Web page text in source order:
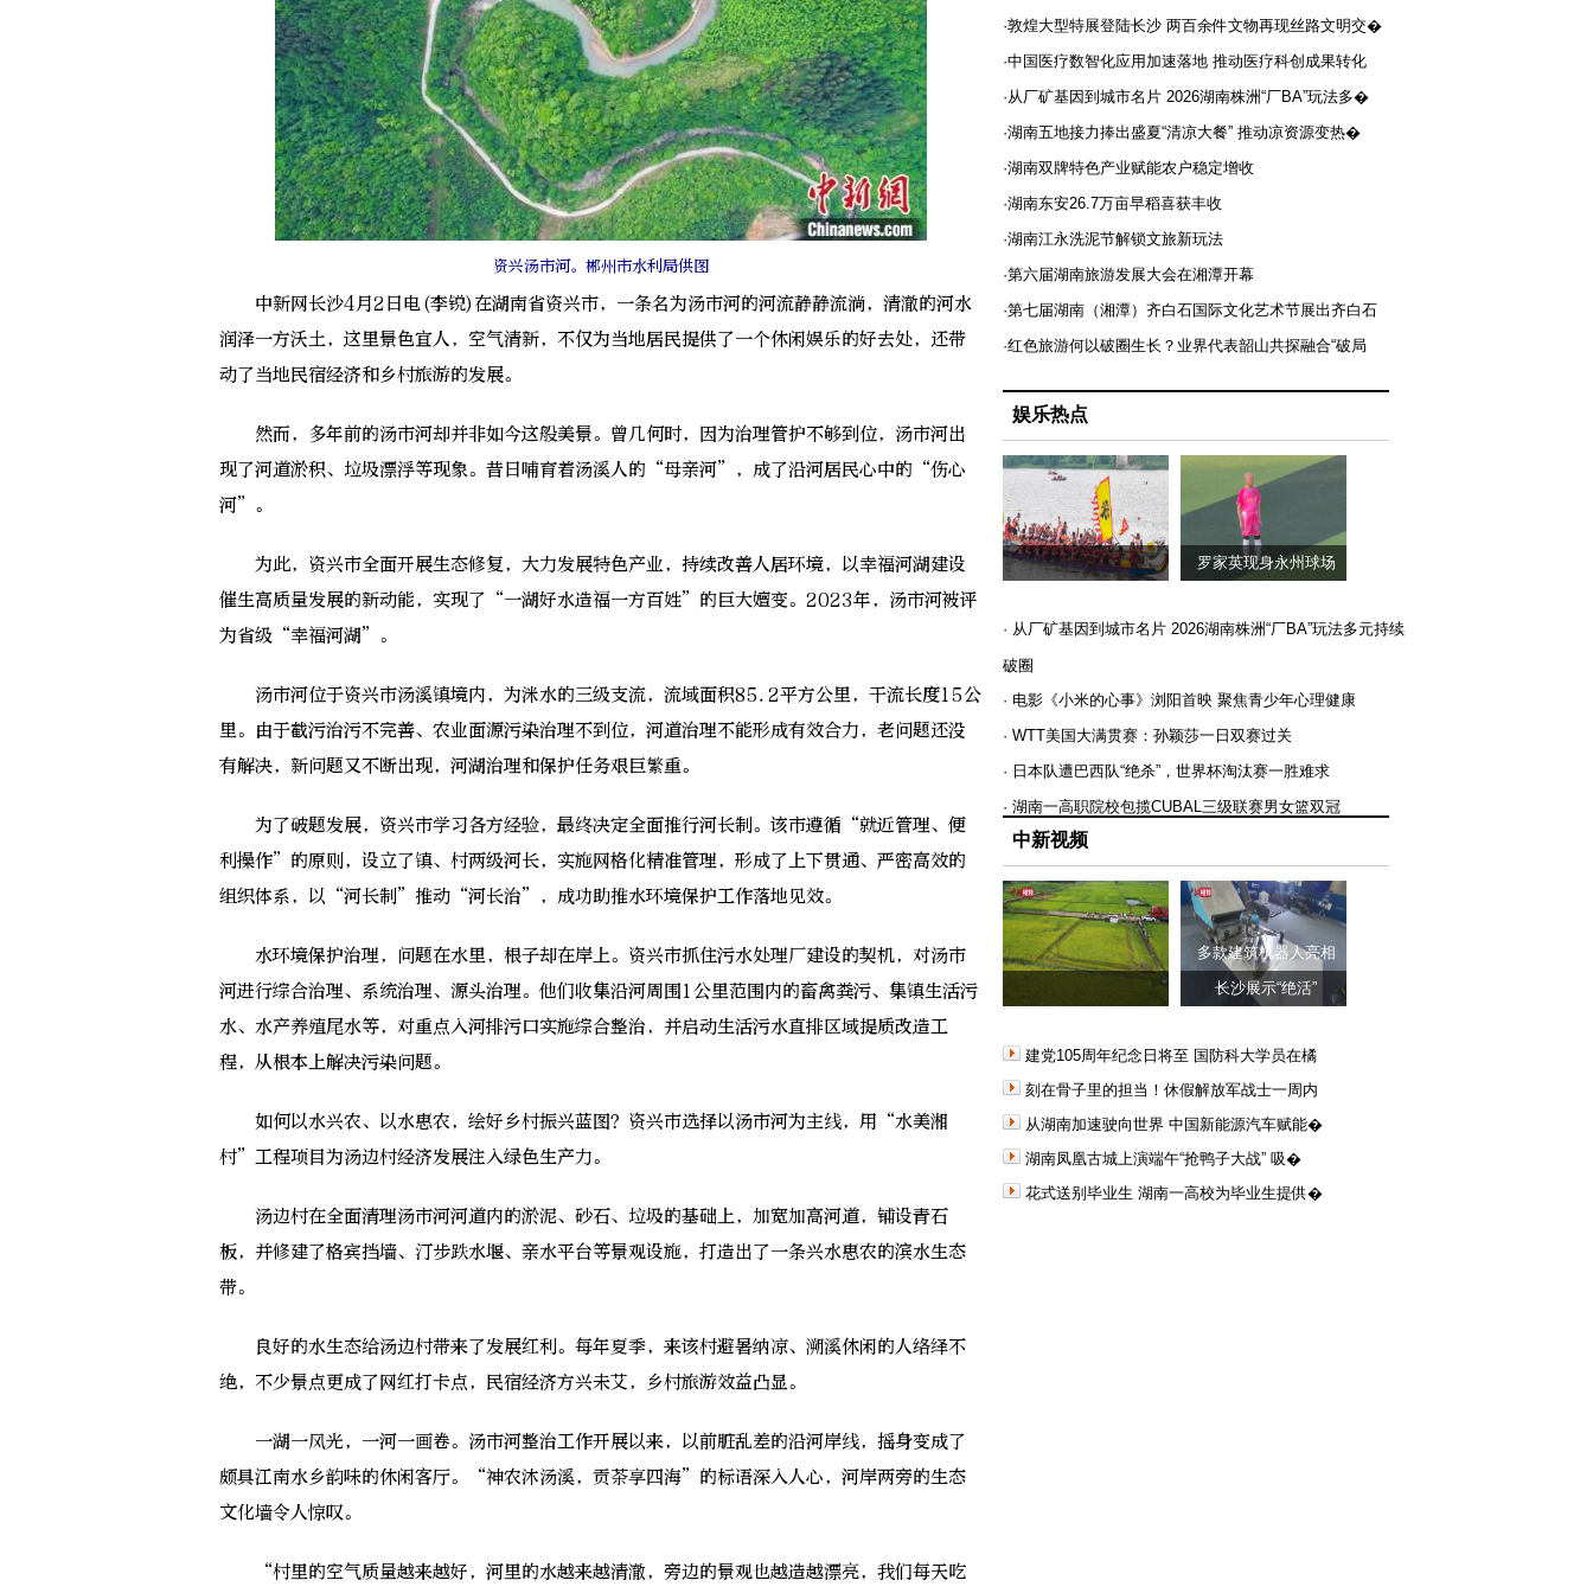
资兴汤市河。郴州市水利局供图
中新网长沙4月2日电(李锐)在湖南省资兴市，一条名为汤市河的河流静静流淌，清澈的河水
润泽一方沃土，这里景色宜人，空气清新，不仅为当地居民提供了一个休闲娱乐的好去处，还带
动了当地民宿经济和乡村旅游的发展。
然而，多年前的汤市河却并非如今这般美景。曾几何时，因为治理管护不够到位，汤市河出
现了河道淤积、垃圾漂浮等现象。昔日哺育着汤溪人的“母亲河”，成了沿河居民心中的“伤心
河”。
为此，资兴市全面开展生态修复，大力发展特色产业，持续改善人居环境，以幸福河湖建设
催生高质量发展的新动能，实现了“一湖好水造福一方百姓”的巨大嬗变。2023年，汤市河被评
为省级“幸福河湖”。
汤市河位于资兴市汤溪镇境内，为洣水的三级支流，流域面积85.2平方公里，干流长度15公
里。由于截污治污不完善、农业面源污染治理不到位，河道治理不能形成有效合力，老问题还没
有解决，新问题又不断出现，河湖治理和保护任务艰巨繁重。
为了破题发展，资兴市学习各方经验，最终决定全面推行河长制。该市遵循“就近管理、便
利操作”的原则，设立了镇、村两级河长，实施网格化精准管理，形成了上下贯通、严密高效的
组织体系，以“河长制”推动“河长治”，成功助推水环境保护工作落地见效。
水环境保护治理，问题在水里，根子却在岸上。资兴市抓住污水处理厂建设的契机，对汤市
河进行综合治理、系统治理、源头治理。他们收集沿河周围1公里范围内的畜禽粪污、集镇生活污
水、水产养殖尾水等，对重点入河排污口实施综合整治，并启动生活污水直排区域提质改造工
程，从根本上解决污染问题。
如何以水兴农、以水惠农，绘好乡村振兴蓝图？资兴市选择以汤市河为主线，用“水美湘
村”工程项目为汤边村经济发展注入绿色生产力。
汤边村在全面清理汤市河河道内的淤泥、砂石、垃圾的基础上，加宽加高河道，铺设青石
板，并修建了格宾挡墙、汀步跌水堰、亲水平台等景观设施，打造出了一条兴水惠农的滨水生态
带。
良好的水生态给汤边村带来了发展红利。每年夏季，来该村避暑纳凉、溯溪休闲的人络绎不
绝，不少景点更成了网红打卡点，民宿经济方兴未艾，乡村旅游效益凸显。
一湖一风光，一河一画卷。汤市河整治工作开展以来，以前脏乱差的沿河岸线，摇身变成了
颇具江南水乡韵味的休闲客厅。“神农沐汤溪，贡茶享四海”的标语深入人心，河岸两旁的生态
文化墙令人惊叹。
“村里的空气质量越来越好，河里的水越来越清澈，旁边的景观也越造越漂亮，我们每天吃
·敦煌大型特展登陆长沙 两百余件文物再现丝路文明交�
·中国医疗数智化应用加速落地 推动医疗科创成果转化
·从厂矿基因到城市名片 2026湖南株洲“厂BA”玩法多�
·湖南五地接力捧出盛夏“清凉大餐” 推动凉资源变热�
·湖南双牌特色产业赋能农户稳定增收
·湖南东安26.7万亩早稻喜获丰收
·湖南江永洗泥节解锁文旅新玩法
·第六届湖南旅游发展大会在湘潭开幕
·第七届湖南（湘潭）齐白石国际文化艺术节展出齐白石
·红色旅游何以破圈生长？业界代表韶山共探融合“破局
娱乐热点
罗家英现身永州球场
· 从厂矿基因到城市名片 2026湖南株洲“厂BA”玩法多元持续
破圈
· 电影《小米的心事》浏阳首映 聚焦青少年心理健康
· WTT美国大满贯赛：孙颖莎一日双赛过关
· 日本队遭巴西队“绝杀”，世界杯淘汰赛一胜难求
· 湖南一高职院校包揽CUBAL三级联赛男女篮双冠
中新视频
多款建筑机器人亮相
长沙展示“绝活”
建党105周年纪念日将至 国防科大学员在橘
刻在骨子里的担当！休假解放军战士一周内
从湖南加速驶向世界 中国新能源汽车赋能�
湖南凤凰古城上演端午“抢鸭子大战” 吸�
花式送别毕业生 湖南一高校为毕业生提供�